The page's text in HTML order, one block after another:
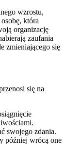
wzrostu,
która
organizację
zaufania
zmieniającego się
się na
swojego zdania.
później wrócą one